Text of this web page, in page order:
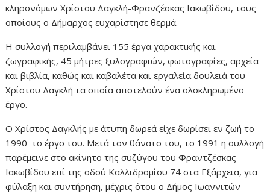
κληρονόμων Χρίστου Δαγκλή-Φρανζέσκας Ιακωβίδου, τους
οποίους ο Δήμαρχος ευχαρίστησε θερμά.
Η συλλογή περιλαμβάνει 155 έργα χαρακτικής και
ζωγραφικής, 45 μήτρες ξυλογραφιών, φωτογραφίες, αρχεία
και βιβλία, καθώς και καβαλέτα και εργαλεία δουλειά του
Χρίστου Δαγκλή τα οποία αποτελούν ένα ολοκληρωμένο
έργο.
Ο Χρίστος Δαγκλής με άτυπη δωρεά είχε δωρίσει εν ζωή το
1990 το έργο του. Μετά τον θάνατο του, το 1991 η συλλογή
παρέμεινε στο ακίνητο της συζύγου του Φραντζέσκας
Ιακωβίδου επί της οδού Καλλιδρομίου 74 στα Εξάρχεια, για
φύλαξη και συντήρηση, μέχρις ότου ο Δήμος Ιωαννιτών